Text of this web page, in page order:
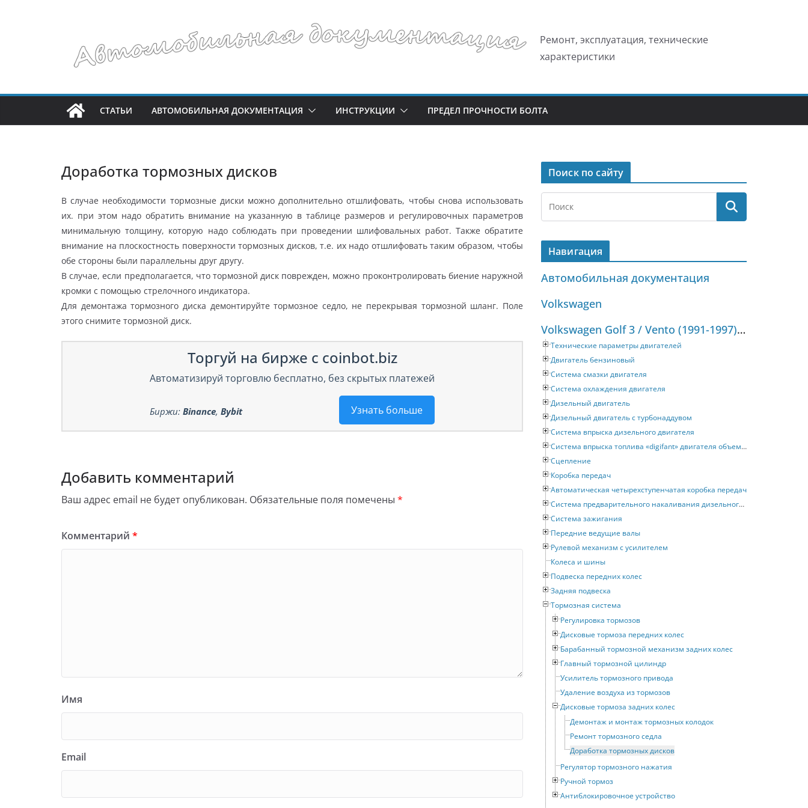
Ремонт, эксплуатация, технические
характеристики
СТАТЬИ АВТОМОБИЛЬНАЯ ДОКУМЕНТАЦИЯ ИНСТРУКЦИИ ПРЕДЕЛ ПРОЧНОСТИ БОЛТА
Доработка тормозных дисков
В случае необходимости тормозные диски можно дополнительно отшлифовать, чтобы снова использовать
их. при этом надо обратить внимание на указанную в таблице размеров и регулировочных параметров
минимальную толщину, которую надо соблюдать при проведении шлифовальных работ. Также обратите
внимание на плоскостность поверхности тормозных дисков, т.е. их надо отшлифовать таким образом, чтобы
обе стороны были параллельны друг другу.
В случае, если предполагается, что тормозной диск поврежден, можно проконтролировать биение наружной
кромки с помощью стрелочного индикатора.
Для демонтажа тормозного диска демонтируйте тормозное седло, не перекрывая тормозной шланг. Поле
этого снимите тормозной диск.
Торгуй на бирже с coinbot.biz
Автоматизируй торговлю бесплатно, без скрытых платежей
Узнать больше
Биржи: Binance, Bybit
Добавить комментарий
Ваш адрес email не будет опубликован. Обязательные поля помечены *
Комментарий *
Имя
Email
Поиск по сайту
Навигация
Автомобильная документация
Volkswagen
Volkswagen Golf 3 / Vento (1991-1997) Руководство по ремонту и техническому обслуживанию
Технические параметры двигателей
Двигатель бензиновый
Система смазки двигателя
Система охлаждения двигателя
Дизельный двигатель
Дизельный двигатель с турбонаддувом
Система впрыска дизельного двигателя
Система впрыска топлива «digifant» двигателя объемом 2 литра
Сцепление
Коробка передач
Автоматическая четырехступенчатая коробка передач
Система предварительного накаливания дизельного двигателя
Система зажигания
Передние ведущие валы
Рулевой механизм с усилителем
Колеса и шины
Подвеска передних колес
Задняя подвеска
Тормозная система
Регулировка тормозов
Дисковые тормоза передних колес
Барабанный тормозной механизм задних колес
Главный тормозной цилиндр
Усилитель тормозного привода
Удаление воздуха из тормозов
Дисковые тормоза задних колес
Демонтаж и монтаж тормозных колодок
Ремонт тормозного седла
Доработка тормозных дисков
Регулятор тормозного нажатия
Ручной тормоз
Антиблокировочное устройство